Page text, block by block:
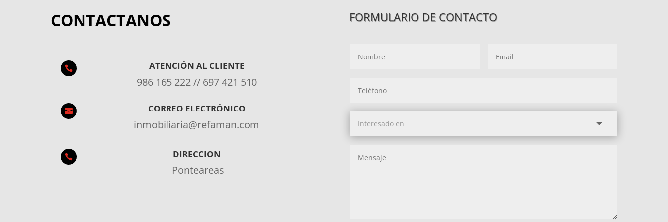
CONTACTANOS
 ATENCIÓN AL CLIENTE
986 165 222 // 697 421 510
 CORREO ELECTRÓNICO
inmobiliaria@refaman.com
 DIRECCION
Ponteareas
FORMULARIO DE CONTACTO